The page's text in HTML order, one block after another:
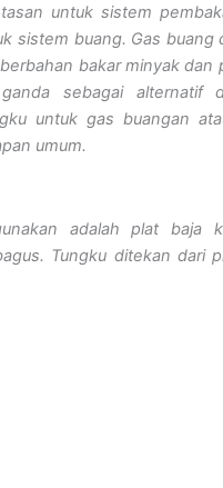
untuk sistem
sistem buang. Gas buang
bakar minyak dan
sebagai alternatif
untuk gas buangan
umum.
adalah plat baja
Tungku ditekan dari